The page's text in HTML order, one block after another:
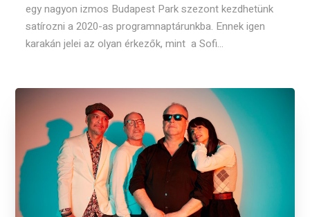
egy nagyon izmos Budapest Park szezont kezdhetünk
satírozni a 2020-as programnaptárunkba. Ennek igen
karakán jelei az olyan érkezők, mint a Sofi...